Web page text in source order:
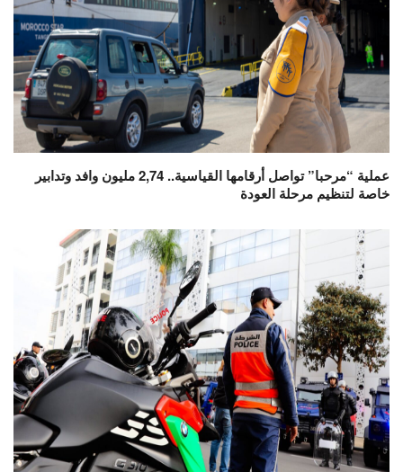
عملية “مرحبا” تواصل أرقامها القياسية.. 2,74 مليون وافد وتدابير
خاصة لتنظيم مرحلة العودة